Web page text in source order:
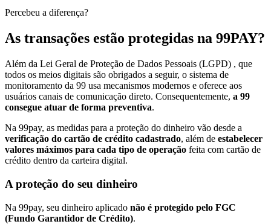
Percebeu a diferença?
As transações estão protegidas na 99PAY?
Além da Lei Geral de Proteção de Dados Pessoais (LGPD) , que
todos os meios digitais são obrigados a seguir, o sistema de
monitoramento da 99 usa mecanismos modernos e oferece aos
usuários canais de comunicação direto. Consequentemente, a 99
consegue atuar de forma preventiva.
Na 99pay, as medidas para a proteção do dinheiro vão desde a
verificação do cartão de crédito cadastrado, além de estabelecer
valores máximos para cada tipo de operação feita com cartão de
crédito dentro da carteira digital.
A proteção do seu dinheiro
Na 99pay, seu dinheiro aplicado não é protegido pelo FGC
(Fundo Garantidor de Crédito).